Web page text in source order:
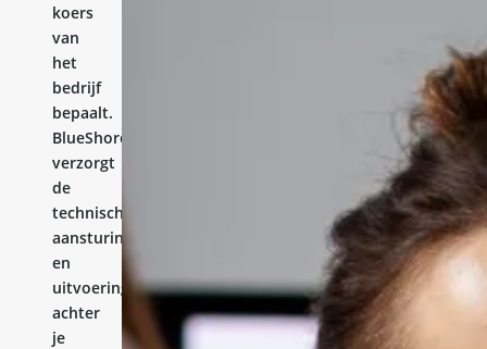
koers
van
het
bedrijf
bepaalt.
BlueShores
verzorgt
de
technische
aansturing
en
uitvoering
achter
je